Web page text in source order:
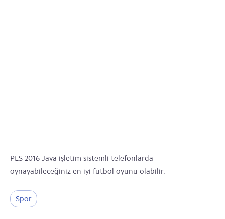
PES 2016 Java işletim sistemli telefonlarda
oynayabileceğiniz en iyi futbol oyunu olabilir.
Spor